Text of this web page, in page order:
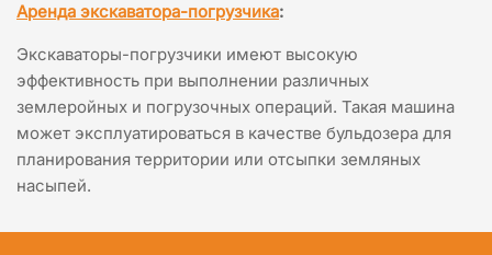
Аренда экскаватора-погрузчика:
Экскаваторы-погрузчики имеют высокую
эффективность при выполнении различных
землеройных и погрузочных операций. Такая машина
может эксплуатироваться в качестве бульдозера для
планирования территории или отсыпки земляных
насыпей.